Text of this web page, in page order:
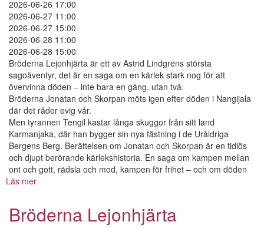
2026-06-26 17:00
2026-06-27 11:00
2026-06-27 15:00
2026-06-28 11:00
2026-06-28 15:00
Bröderna Lejonhjärta är ett av Astrid Lindgrens största
sagoäventyr, det är en saga om en kärlek stark nog för att
övervinna döden – inte bara en gång, utan två.
Bröderna Jonatan och Skorpan möts igen efter döden i Nangijala
där det råder evig vår.
Men tyrannen Tengil kastar långa skuggor från sitt land
Karmanjaka, där han bygger sin nya fästning i de Uråldriga
Bergens Berg. Berättelsen om Jonatan och Skorpan är en tidlös
och djupt berörande kärlekshistoria. En saga om kampen mellan
ont och gott, rädsla och mod, kampen för frihet – och om döden
Läs mer
Bröderna Lejonhjärta